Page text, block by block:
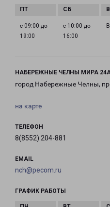
с 09:00 до
19:00
с 10:00 до
16:00
НАБЕРЕЖНЫЕ ЧЕЛНЫ МИРА
город Набережные Челны,
на карте
ТЕЛЕФОН
8(8552) 204-881
EMAIL
nch@pecom.ru
ГРАФИК РАБОТЫ